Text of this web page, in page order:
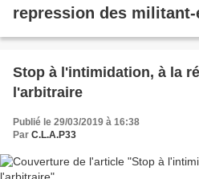
repression des militant-
Stop à l'intimidation, à la
l'arbitraire
Publié le 29/03/2019 à 16:38
Par C.L.A.P33